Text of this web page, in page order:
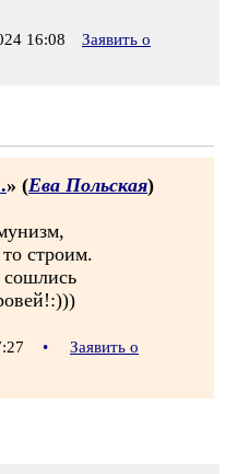
16:08
Заявить о
» (Ева Польская)
строим.
сошлись
•
Заявить о